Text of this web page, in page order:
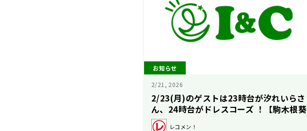
お知らせ
2/21, 2026
2/23(月)のゲストは23時台が汐れいらさ
ん、24時台がドレスコーズ ！【駒木根葵
汰のレコメン！】
レコメン！